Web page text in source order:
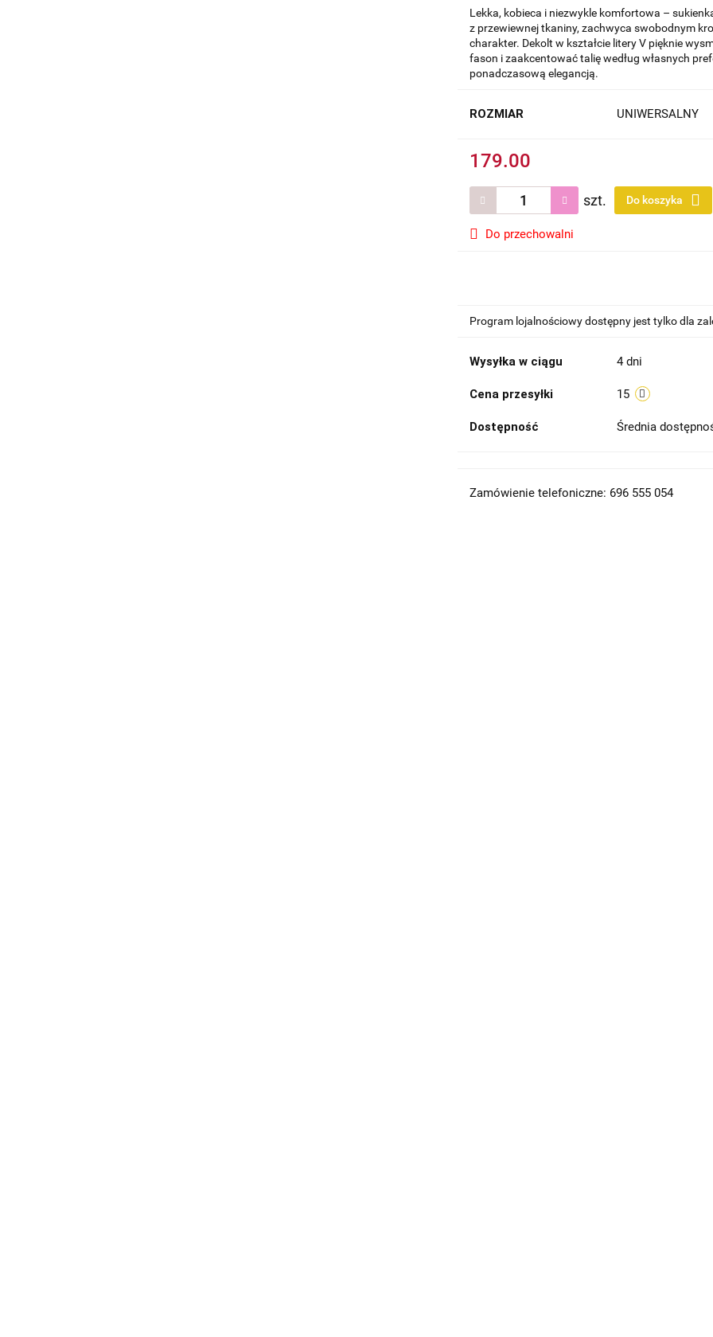
Lekka, kobieca i niezwykle komfortowa –
z przewiewnej tkaniny, zachwyca swobodnym
charakter. Dekolt w kształcie litery V pięknie
fason i zaakcentować talię według własnych
ponadczasową elegancją.
ROZMIAR UNIWERSALNY
179.00
szt. Do koszyka
Do przechowalni
Program lojalnościowy dostępny jest tylko dla
Wysyłka w ciągu 4 dni
Cena przesyłki 15
Dostępność Średnia
Zamówienie telefoniczne: 696 555 054